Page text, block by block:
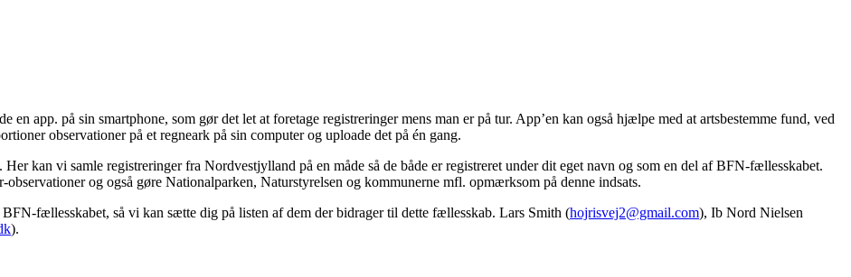
en app. på sin smartphone, som gør det let at foretage registreringer mens man er på tur. App’en kan også hjælpe med at artsbestemme fund, ved
observationer på et regneark på sin computer og uploade det på én gang.
kan vi samle registreringer fra Nordvestjylland på en måde så de både er registreret under dit eget navn og som en del af BFN-fællesskabet.
og også gøre Nationalparken, Naturstyrelsen og kommunerne mfl. opmærksom på denne indsats.
fællesskabet, så vi kan sætte dig på listen af dem der bidrager til dette fællesskab. Lars Smith (hojrisvej2@gmail.com), Ib Nord Nielsen
).